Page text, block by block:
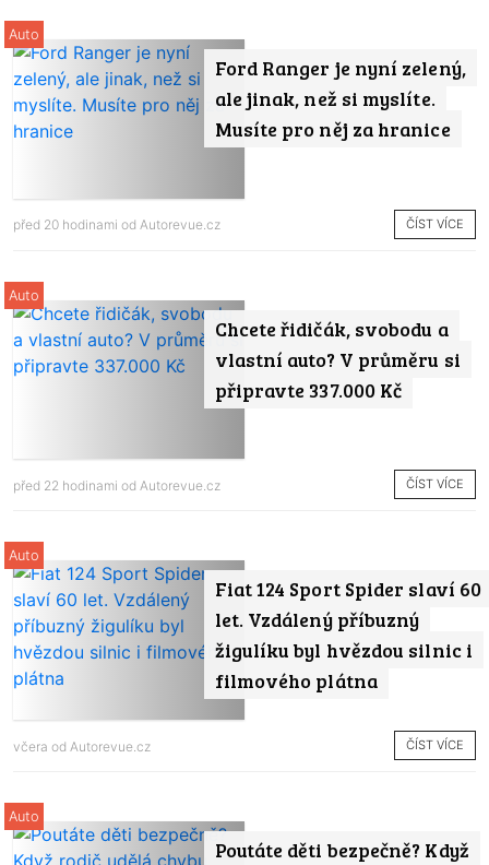
Ford Ranger je nyní zelený,
ale jinak, než si myslíte.
Musíte pro něj za hranice
Auto
před 20 hodinami od Autorevue.cz ČÍST VÍCE
Chcete řidičák, svobodu a
vlastní auto? V průměru si
připravte 337.000 Kč
Auto
před 22 hodinami od Autorevue.cz ČÍST VÍCE
Fiat 124 Sport Spider slaví 60
let. Vzdálený příbuzný
žigulíku byl hvězdou silnic i
filmového plátna
Auto
včera od Autorevue.cz ČÍST VÍCE
Poutáte děti bezpečně? Když
Auto